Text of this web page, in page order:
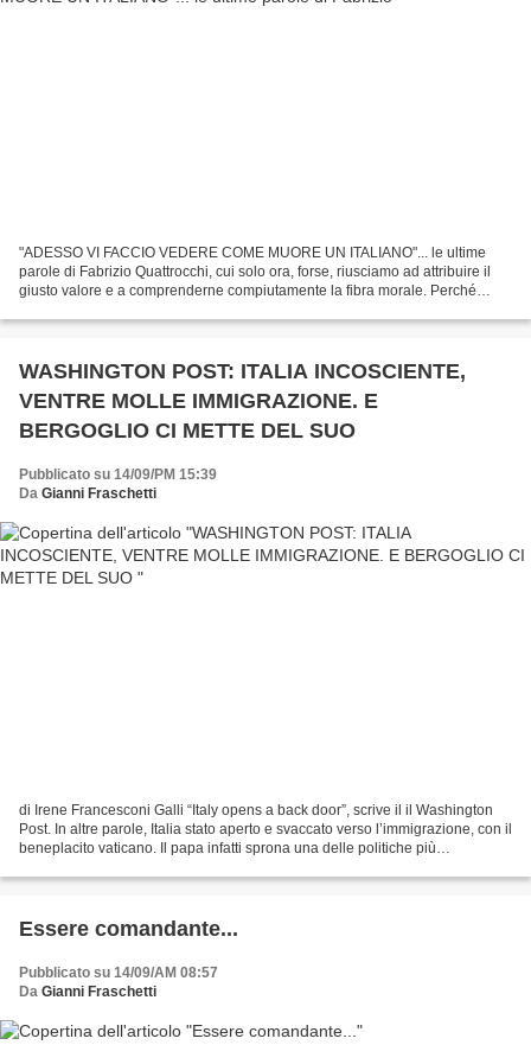
"ADESSO VI FACCIO VEDERE COME MUORE UN ITALIANO"... le ultime
parole di Fabrizio Quattrocchi, cui solo ora, forse, riusciamo ad attribuire il
giusto valore e a comprenderne compiutamente la fibra morale. Perché
WASHINGTON POST: ITALIA INCOSCIENTE,
VENTRE MOLLE IMMIGRAZIONE. E
BERGOGLIO CI METTE DEL SUO
Pubblicato su 14/09/PM 15:39
Da Gianni Fraschetti
di Irene Francesconi Galli “Italy opens a back door”, scrive il il Washington
Post. In altre parole, Italia stato aperto e svaccato verso l’immigrazione, con il
beneplacito vaticano. Il papa infatti sprona una delle politiche più
Essere comandante...
Pubblicato su 14/09/AM 08:57
Da Gianni Fraschetti